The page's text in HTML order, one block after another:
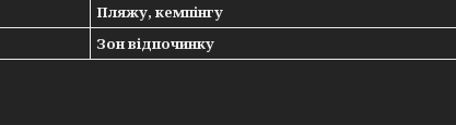
Пляжу, кемпінгу
Зон відпочинку